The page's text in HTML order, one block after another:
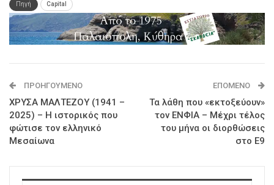
Πηγή Capital
ΠΡΟΗΓΟΎΜΕΝΟ
ΧΡΥΣΑ ΜΑΛΤΕΖΟΥ (1941 –
2025) – Η ιστορικός που
φώτισε τον ελληνικό
Μεσαίωνα
ΕΠΌΜΕΝΟ
Τα λάθη που «εκτοξεύουν»
τον ΕΝΦΙΑ – Μέχρι τέλος
του μήνα οι διορθώσεις
στο Ε9